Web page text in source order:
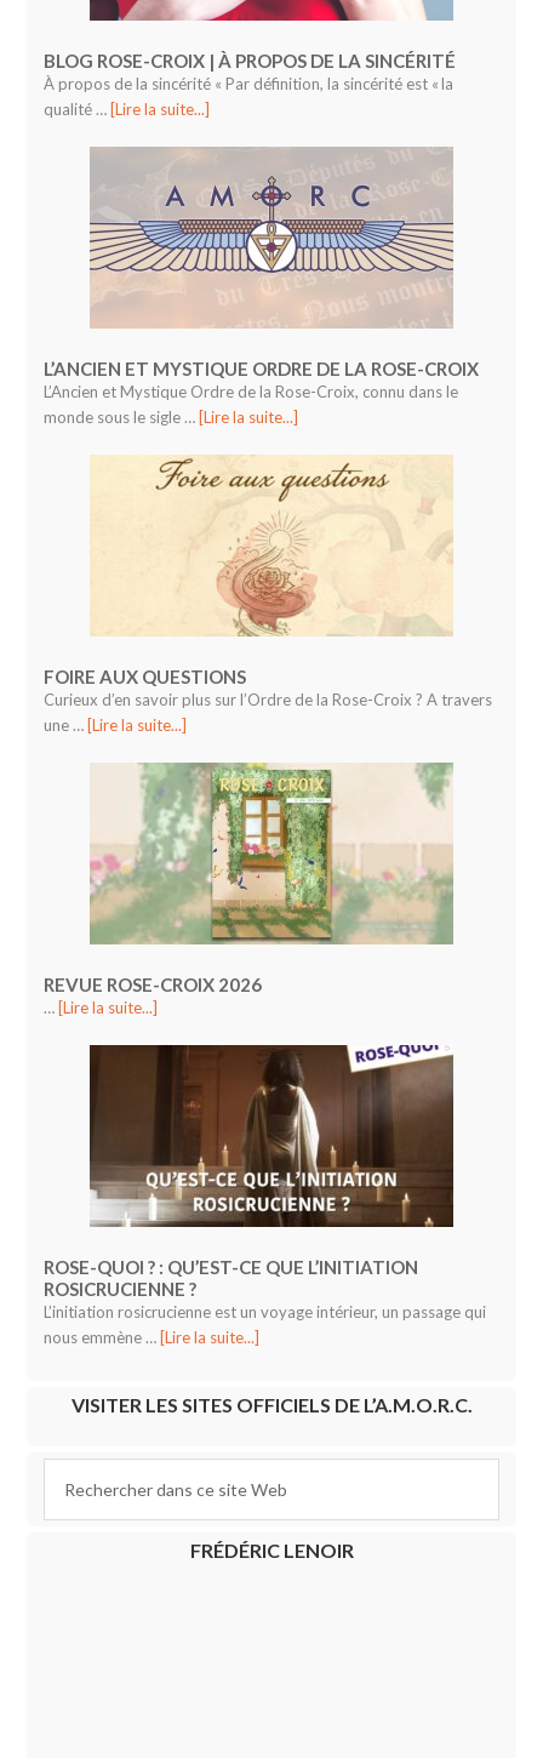
BLOG ROSE-CROIX | À PROPOS DE LA SINCÉRITÉ
À propos de la sincérité « Par définition, la sincérité est « la
qualité … [Lire la suite...]
L’ANCIEN ET MYSTIQUE ORDRE DE LA ROSE-CROIX
L’Ancien et Mystique Ordre de la Rose-Croix, connu dans le
monde sous le sigle … [Lire la suite...]
FOIRE AUX QUESTIONS
Curieux d’en savoir plus sur l’Ordre de la Rose-Croix ? A travers
une … [Lire la suite...]
REVUE ROSE-CROIX 2026
… [Lire la suite...]
ROSE-QUOI ? : QU’EST-CE QUE L’INITIATION
ROSICRUCIENNE ?
L’initiation rosicrucienne est un voyage intérieur, un passage qui
nous emmène … [Lire la suite...]
VISITER LES SITES OFFICIELS DE L’A.M.O.R.C.
FRÉDÉRIC LENOIR